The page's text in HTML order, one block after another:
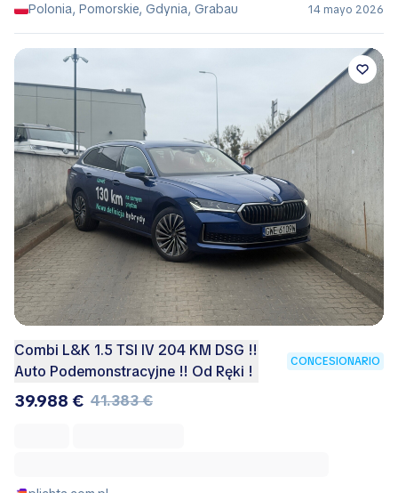
Polonia, Pomorskie, Gdynia, Grabau
14 mayo 2026
Combi L&K 1.5 TSI IV 204 KM DSG !!
Auto Podemonstracyjne !! Od Ręki !
CONCESIONARIO
39.988 € 41.383 €